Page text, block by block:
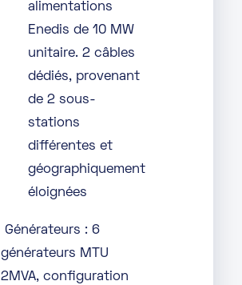
alimentations
Enedis de 10 MW
unitaire. 2 câbles
dédiés, provenant
de 2 sous-
stations
différentes et
géographiquement
éloignées
Générateurs : 6
générateurs MTU
2MVA, configuration